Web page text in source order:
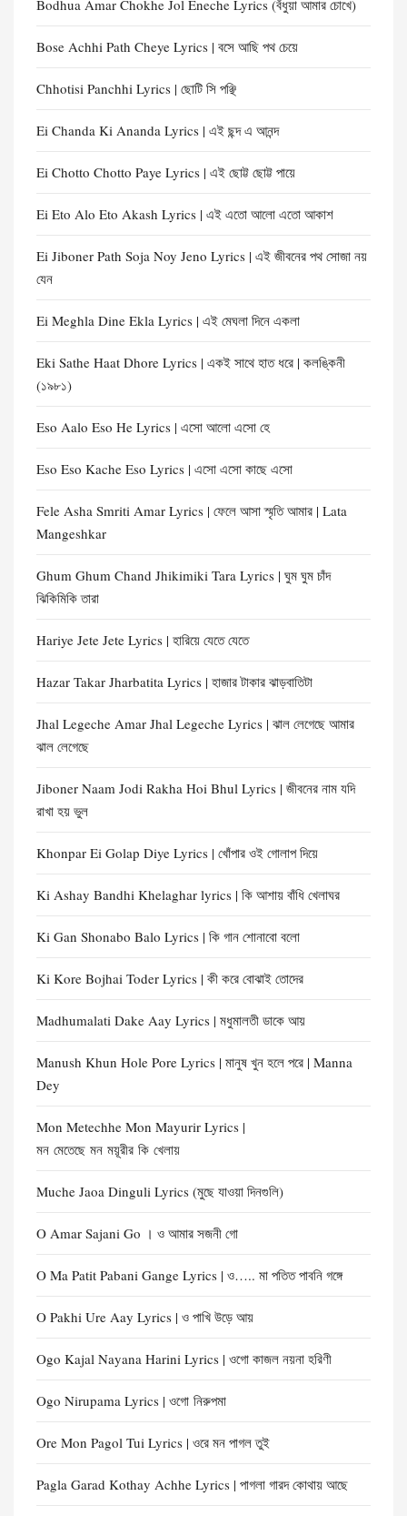
Bodhua Amar Chokhe Jol Eneche Lyrics (বঁধুয়া আমার চোখে)
Bose Achhi Path Cheye Lyrics | বসে আছি পথ চেয়ে
Chhotisi Panchhi Lyrics | ছোটি সি পঞ্ছি
Ei Chanda Ki Ananda Lyrics | এই ছন্দ এ আনন্দ
Ei Chotto Chotto Paye Lyrics | এই ছোট্ট ছোট্ট পায়ে
Ei Eto Alo Eto Akash Lyrics | এই এতো আলো এতো আকাশ
Ei Jiboner Path Soja Noy Jeno Lyrics | এই জীবনের পথ সোজা নয়
যেন
Ei Meghla Dine Ekla Lyrics | এই মেঘলা দিনে একলা
Eki Sathe Haat Dhore Lyrics | একই সাথে হাত ধরে | কলঙ্কিনী
(১৯৮১)
Eso Aalo Eso He Lyrics | এসো আলো এসো হে
Eso Eso Kache Eso Lyrics | এসো এসো কাছে এসো
Fele Asha Smriti Amar Lyrics | ফেলে আসা স্মৃতি আমার | Lata
Mangeshkar
Ghum Ghum Chand Jhikimiki Tara Lyrics | ঘুম ঘুম চাঁদ
ঝিকিমিকি তারা
Hariye Jete Jete Lyrics | হারিয়ে যেতে যেতে
Hazar Takar Jharbatita Lyrics | হাজার টাকার ঝাড়বাতিটা
Jhal Legeche Amar Jhal Legeche Lyrics | ঝাল লেগেছে আমার
ঝাল লেগেছে
Jiboner Naam Jodi Rakha Hoi Bhul Lyrics | জীবনের নাম যদি
রাখা হয় ভুল
Khonpar Ei Golap Diye Lyrics | খোঁপার ওই গোলাপ দিয়ে
Ki Ashay Bandhi Khelaghar lyrics | কি আশায় বাঁধি খেলাঘর
Ki Gan Shonabo Balo Lyrics | কি গান শোনাবো বলো
Ki Kore Bojhai Toder Lyrics | কী করে বোঝাই তোদের
Madhumalati Dake Aay Lyrics | মধুমালতী ডাকে আয়
Manush Khun Hole Pore Lyrics | মানুষ খুন হলে পরে | Manna
Dey
Mon Metechhe Mon Mayurir Lyrics |
মন মেতেছে মন ময়ূরীর কি খেলায়
Muche Jaoa Dinguli Lyrics (মুছে যাওয়া দিনগুলি)
O Amar Sajani Go । ও আমার সজনী গো
O Ma Patit Pabani Gange Lyrics | ও….. মা পতিত পাবনি গঙ্গে
O Pakhi Ure Aay Lyrics | ও পাখি উড়ে আয়
Ogo Kajal Nayana Harini Lyrics | ওগো কাজল নয়না হরিণী
Ogo Nirupama Lyrics | ওগো নিরুপমা
Ore Mon Pagol Tui Lyrics | ওরে মন পাগল তুই
Pagla Garad Kothay Achhe Lyrics | পাগলা গারদ কোথায় আছে